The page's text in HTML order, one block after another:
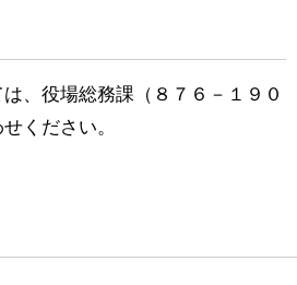
、役場総務課（８７６－１９０
ください。